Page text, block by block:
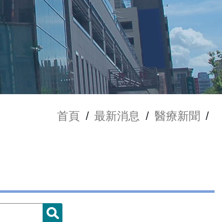
首頁 / 最新消息 / 醫療新聞 /